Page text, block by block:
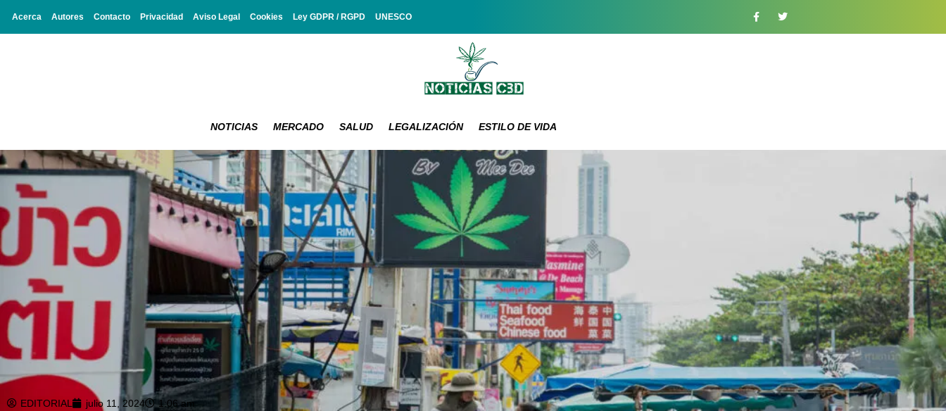
Acerca Autores Contacto Privacidad Aviso Legal Cookies Ley GDPR / RGPD UNESCO
NOTICIAS MERCADO SALUD LEGALIZACIÓN ESTILO DE VIDA
EDITORIAL julio 11, 2024 1:06 am